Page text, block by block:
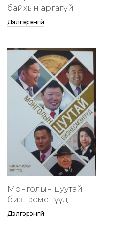
байхын аргагүй
Дэлгэрэнгүй
Монголын цуутай
бизнесменүүд
Дэлгэрэнгүй